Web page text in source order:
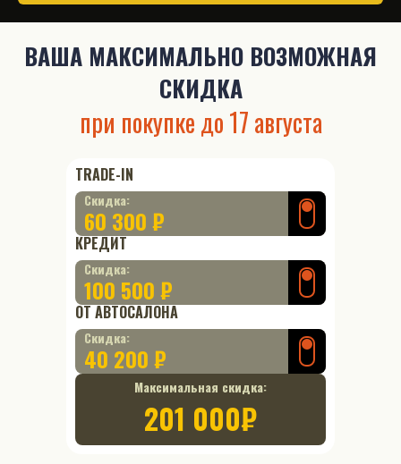
ВАША МАКСИМАЛЬНО ВОЗМОЖНАЯ
СКИДКА
при покупке до17 августа
TRADE-IN
Скидка:
60 300 ₽
КРЕДИТ
Скидка:
100 500 ₽
ОТ АВТОСАЛОНА
Скидка:
40 200 ₽
Максимальная скидка:
201 000₽